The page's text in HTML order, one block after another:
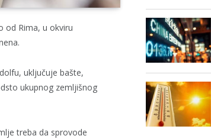
od Rima, u okviru
uključuje bašte,
ukupnog zemljišnog
treba da sprovode